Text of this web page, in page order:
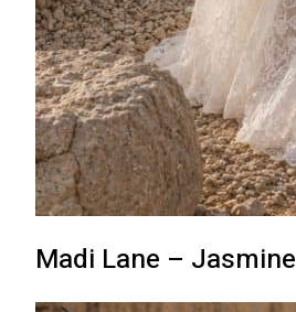
Madi Lane – Jasmine